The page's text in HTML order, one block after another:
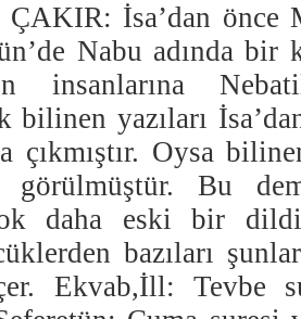
İsa’dan önce
Nabu adında bir
insanlarına
yazıları
çıkmıştır. Oysa
görülmüştür. Bu
daha eski bir
bazıları
Ekvab,İll: Tevbe